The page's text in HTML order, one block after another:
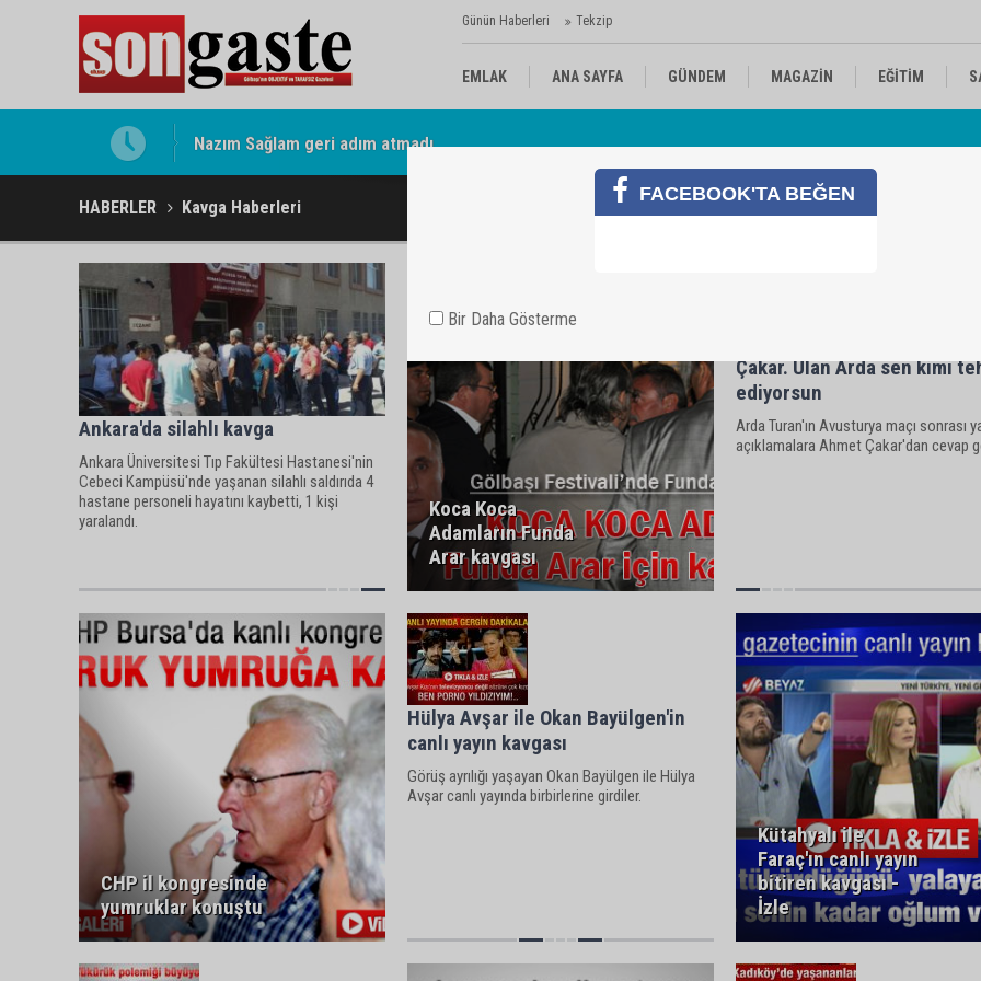
Günün Haberleri Tekzip
EMLAK ANA SAYFA GÜNDEM MAGAZİN EĞİTİM
Nazım Sağlam geri adım atmadı
HABERLER Kavga Haberleri
Ankara'da silahlı kavga
Ankara Üniversitesi Tıp Fakültesi Hastanesi'nin
Cebeci Kampüsü'nde yaşanan silahlı saldırıda 4
hastane personeli hayatını kaybetti, 1 kişi
yaralandı.
Koca Koca
Adamların Funda
Arar kavgası
Çakar. Ulan Arda sen kimi
ediyorsun
Arda Turan'ın Avusturya maçı sonrası
açıklamalara Ahmet Çakar'dan cevap
CHP il kongresinde
yumruklar konuştu
Hülya Avşar ile Okan Bayülgen'in
canlı yayın kavgası
Görüş ayrılığı yaşayan Okan Bayülgen ile Hülya
Avşar canlı yayında birbirlerine girdiler.
Kütahyalı ile
Faraç'ın canlı yayın
bitiren kavgası -
İzle
FACEBOOK'TA BEĞEN
Bir Daha Gösterme